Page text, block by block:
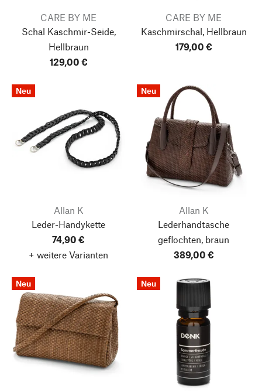
CARE BY ME
Schal Kaschmir-Seide,
Hellbraun
129,00 €
CARE BY ME
Kaschmirschal, Hellbraun
179,00 €
Neu
Allan K
Leder-Handykette
74,90 €
+ weitere Varianten
Neu
Allan K
Lederhandtasche
geflochten, braun
389,00 €
Neu Neu